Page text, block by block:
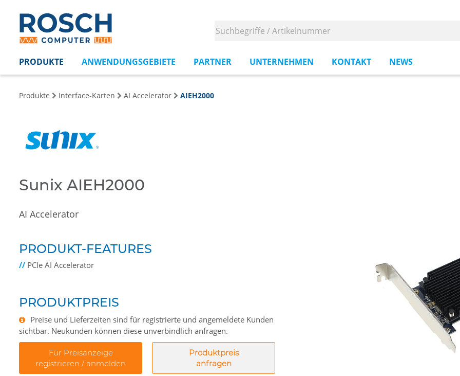
PRODUKTE ANWENDUNGSGEBIETE PARTNER UNTERNEHMEN KONTAKT NEWS
Produkte Interface-Karten AI Accelerator AIEH2000
Sunix AIEH2000
AI Accelerator
PRODUKT-FEATURES
// PCIe AI Accelerator
PRODUKTPREIS
Preise und Lieferzeiten sind für registrierte und angemeldete Kunden
sichtbar. Neukunden können diese unverbindlich anfragen.
Für Preisanzeige
registrieren / anmelden
Produktpreis
anfragen